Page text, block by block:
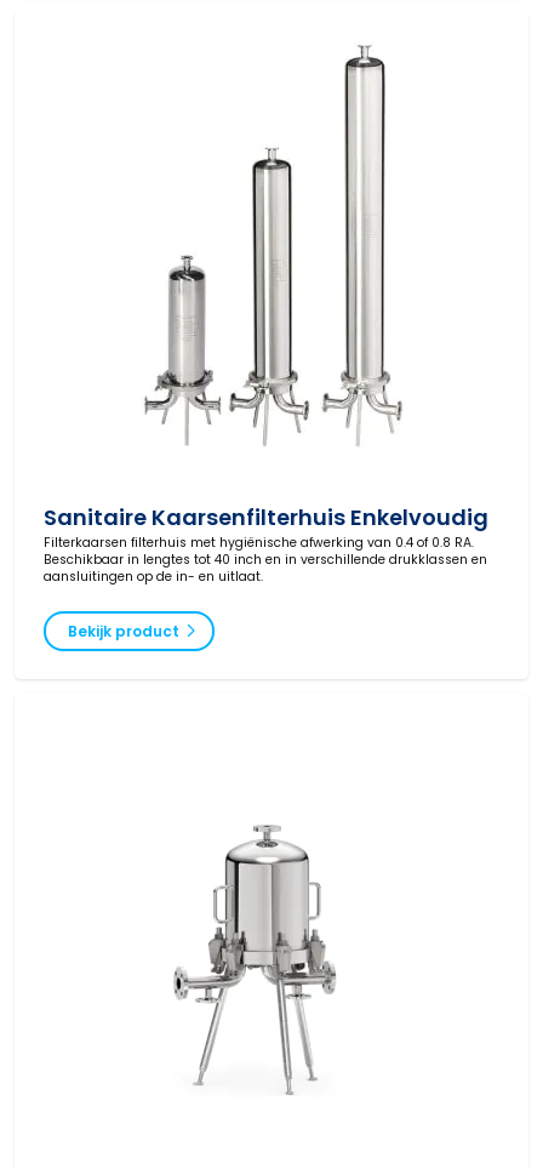
Sanitaire Kaarsenfilterhuis Enkelvoudig
Filterkaarsen filterhuis met hygiënische afwerking van 0.4 of 0.8 RA.
Beschikbaar in lengtes tot 40 inch en in verschillende drukklassen en
aansluitingen op de in- en uitlaat.
Bekijk product